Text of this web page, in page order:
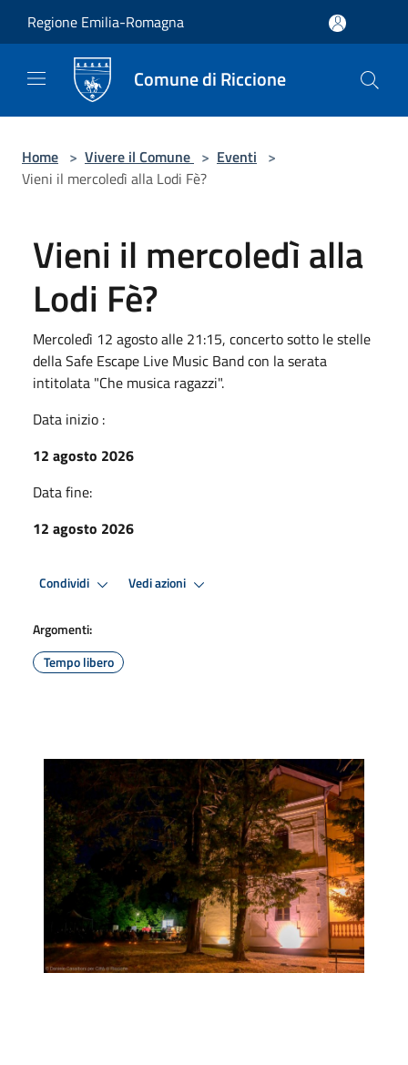
Regione Emilia-Romagna
Comune di Riccione
Home > Vivere il Comune > Eventi >
Vieni il mercoledì alla Lodi Fè?
Vieni il mercoledì alla
Lodi Fè?
Mercoledì 12 agosto alle 21:15, concerto sotto le stelle
della Safe Escape Live Music Band con la serata
intitolata "Che musica ragazzi".
Data inizio :
12 agosto 2026
Data fine:
12 agosto 2026
Condividi Vedi azioni
Argomenti:
Tempo libero